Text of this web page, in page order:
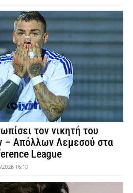
τον νικητή του
– Απόλλων Λεμεσού στα
League
16:10